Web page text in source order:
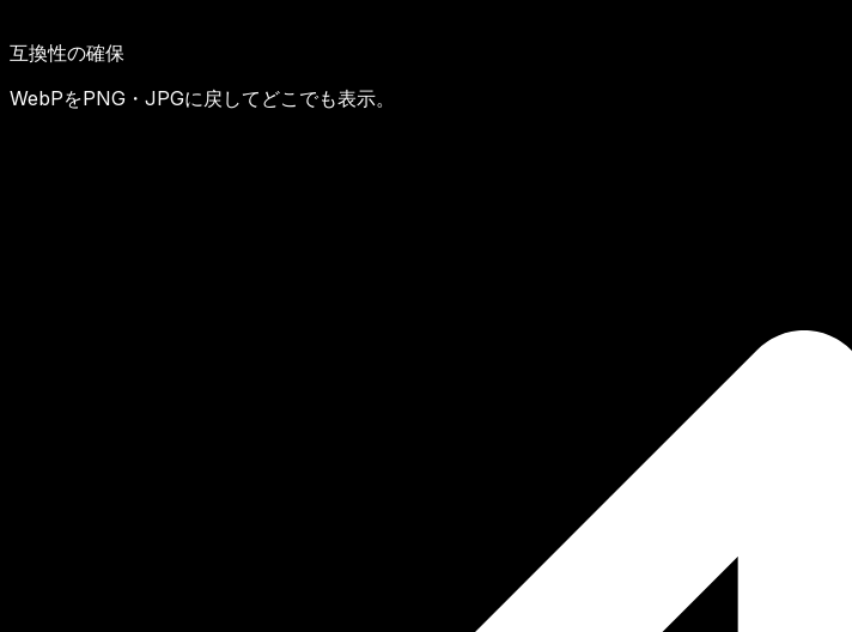
互換性の確保
WebPをPNG・JPGに戻してどこでも表示。